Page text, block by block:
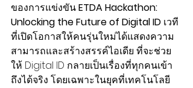
ของการแข่งขัน ETDA Hackathon:
Unlocking the Future of Digital ID เวที
ที่เปิดโอกาสให้คนรุ่นใหม่ได้แสดงความ
สามารถและสร้างสรรค์ไอเดีย ที่จะช่วย
ให้ Digital ID กลายเป็นเรื่องที่ทุกคนเข้า
ถึงได้จริง โดยเฉพาะในยุคที่เทคโนโลยี